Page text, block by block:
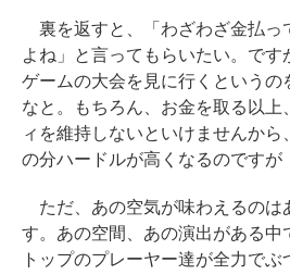
裏を返すと、「わざわざ金払っ
よね」と言ってもらいたい。です
ゲームの大会を見に行くというの
なと。もちろん、お金を取る以上
ィを維持しないといけませんから
の分ハードルが高くなるのですが
ただ、あの空気が味わえるのは
す。あの空間、あの演出がある中
トップのプレーヤー達が全力で